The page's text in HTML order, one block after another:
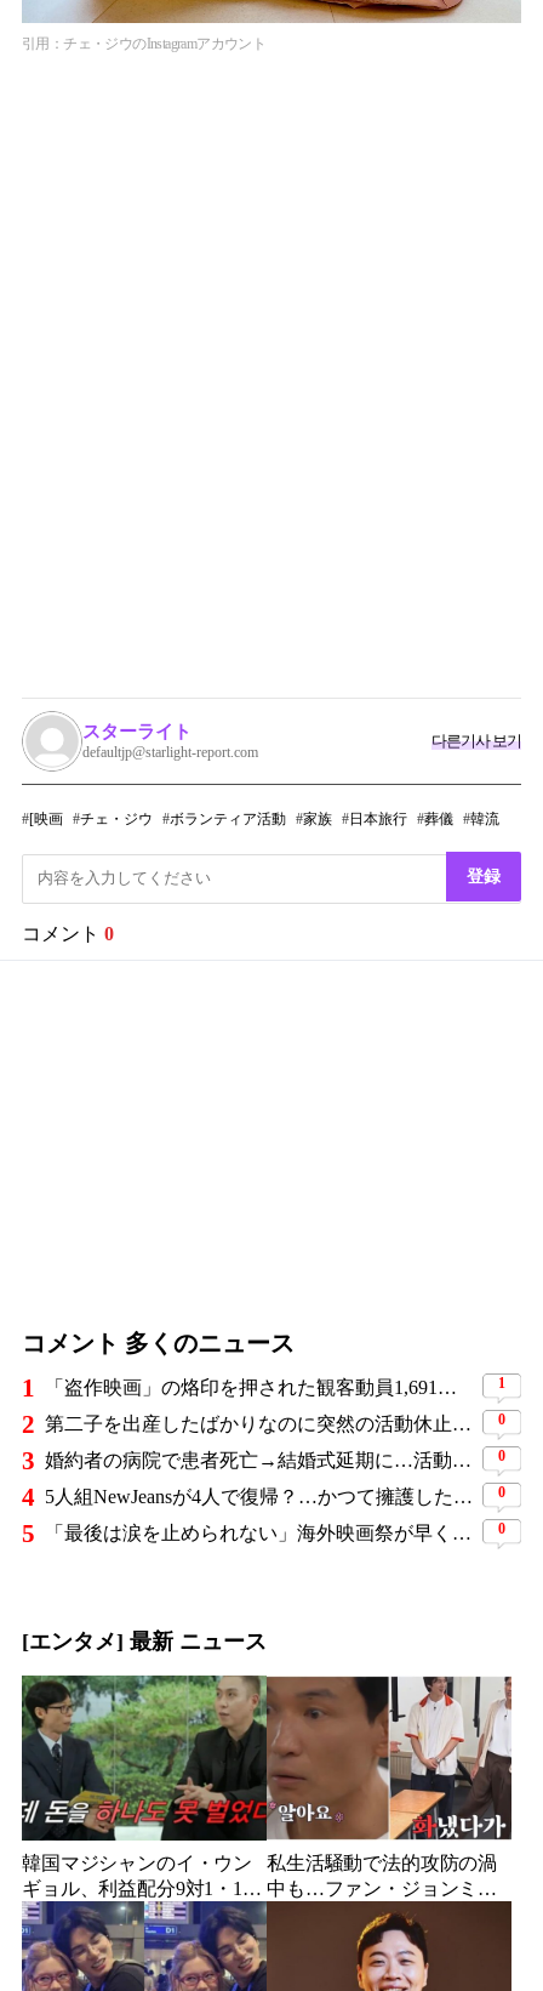
引用：チェ・ジウのInstagramアカウント
スターライト
defaultjp@starlight-report.com
다른기사 보기
[映画 チェ・ジウ ボランティア活動 家族 日本旅行 葬儀 韓流
登録
コメント 0
コメント 多くのニュース
1 「盗作映画」の烙印を押された観客動員1,691万人の大ヒット作、裁判所の判断ですべてが覆った 1
2 第二子を出産したばかりなのに突然の活動休止…人気YouTuber三姉妹が同時期に姿を消し、ファンから心配の声 0
3 婚約者の病院で患者死亡→結婚式延期に…活動休止を経た元人気アイドルが3年ぶり復帰 0
4 5人組NewJeansが4人で復帰？…かつて擁護した著名デザイナーが一転「ダサすぎる」と猛批判 0
5 「最後は涙を止められない」海外映画祭が早くも絶賛…8年前に消えた末娘のため、4人の母娘が復讐に挑む『慶州紀行』 0
[エンタメ] 最新 ニュース
韓国マジシャンのイ・ウン
ギョル、利益配分9対1・10
年契約の詐欺被害を告白
私生活騒動で法的攻防の渦
中も…ファン・ジョンミ
ン、バラエティ出演は予定
通り「編集なし」放送決定